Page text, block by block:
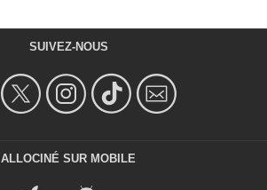
SUIVEZ-NOUS
ALLOCINÉ SUR MOBILE